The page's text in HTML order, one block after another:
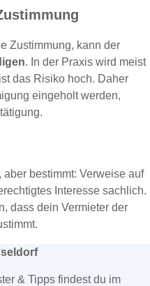
Zustimmung, kann der
. In der Praxis wird meist
das Risiko hoch. Daher
eingeholt werden,
bestimmt: Verweise auf
Interesse sachlich.
dass dein Vermieter der
& Tipps findest du im